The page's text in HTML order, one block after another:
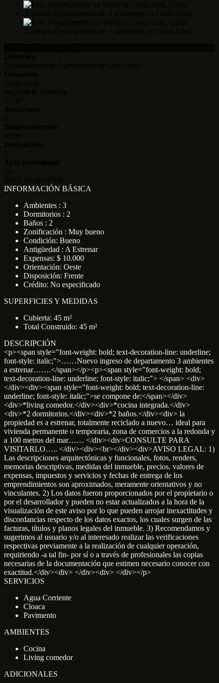
INFORMACIÓN BÁSICA
Ambientes : 3
Dormitorios : 2
Baños : 2
Zonificación : Muy bueno
Condición: Bueno
Antigüedad : A Estrenar
Expensas: $ 10.000
Orientación: Oeste
Disposición: Frente
Crédito: No especificado
SUPERFICIES Y MEDIDAS
Cubierta: 45 m²
Total Construido: 45 m²
DESCRIPCIÓN
<p><span style="font-weight: bold; text-decoration-line: underline;
font-style: italic;">……Nuevo ingreso de departamento 3 ambientes
a estrenar…….</span></p><p><span style="font-weight: bold;
text-decoration-line: underline; font-style: italic;"> </span> <div>
</div><div><span style="font-weight: bold; text-decoration-line:
underline; font-style: italic;">se compone de:</span></div>
<div>*living comedor.</div><div>*cocina integrada.</div>
<div>*2 dormitorios.</div><div>*2 baños.</div><div> la
propiedad es a estrenar, totalmente reciclado a nuevo… ideal para
vivienda permanente o temporaria, zona de comercios a la redonda y
a 100 metros del mar…… </div><div>CONSULTE PARA
VISITARLO….. </div><div><br></div><div>AVISO LEGAL: 1)
Las descripciones arquitectónicas y funcionales, fotos, renders,
memorias descriptivas, medidas del inmueble, precios, valores de
expensas, impuestos y servicios y fechas de entrega de los
emprendimientos son aproximados, meramente orientativos y no
vinculantes. 2) Los datos fueron proporcionados por el propietario o
por el desarrollador y pueden no estar actualizados a la hora de la
visualización de este aviso por lo que pueden arrojar inexactitudes y
discordancias respecto de los datos exactos, los cuales surgen de las
facturas, títulos y planos legales del inmueble. 3) Recomendamos y
sugerimos al usuario y/o al interesado realizar las verificaciones
respectivas previamente a la realización de cualquier operación,
requiriendo -a tal fin- por sí o a través de profesionales las copias
necesarias de la documentación que estimen necesario conocer con
exactitud.</div><div> </div><div> </div></p>
SERVICIOS
Agua Corriente
Cloaca
Pavimento
AMBIENTES
Cocina
Living comedor
ADICIONALES